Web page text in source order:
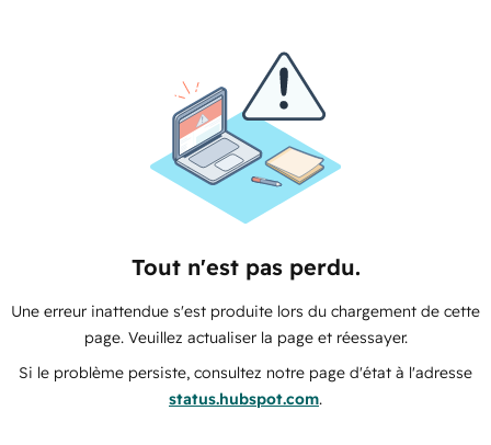
Tout n'est pas perdu.
Une erreur inattendue s'est produite lors du chargement de cette
page. Veuillez actualiser la page et réessayer.
Si le problème persiste, consultez notre page d'état à l'adresse
status.hubspot.com.